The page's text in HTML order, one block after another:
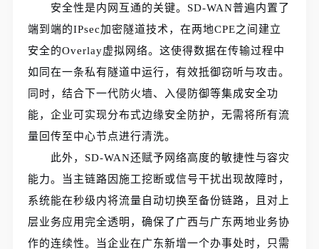
安全性是内网互通的关键。SD-WAN普遍内置了
端到端的IPsec加密隧道技术，在两地CPE之间建立
安全的Overlay虚拟网络。这使得数据在传输过程中
如同在一条私有隧道中运行，有效抵御窃听与攻击。
同时，结合下一代防火墙、入侵防御等集成安全功
能，企业可实现分布式边缘安全防护，无需将所有流
量回传至中心节点进行清洗。
此外，SD-WAN还赋予网络高度的敏捷性与容灾
能力。当主链路因施工挖断或信号干扰出现故障时，
系统能在秒级内将流量自动切换至备份链路，且对上
层业务应用完全透明，确保了广西与广东两地业务协
作的连续性。当企业在广东新增一个办事处时，只需